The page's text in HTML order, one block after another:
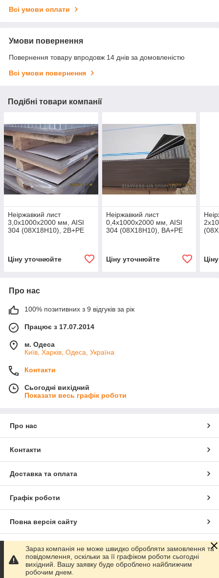
Всі умови оплати
Умови повернення
Повернення товару впродовж 14 днів за домовленістю
Всі умови повернення
Подібні товари компанії
Неіржавкий лист
3,0х1000х2000 мм, AISI
304 (08X18H10), 2В+РЕ
Ціну уточнюйте
Неіржавкий лист
0,4х1000х2000 мм, AISI
304 (08X18H10), ВА+РЕ
Ціну уточнюйте
Про нас
100% позитивних з 9 відгуків за рік
Працює з 17.07.2014
м. Одеса
Київ, Харків, Одеса, Україна
Контакти
Сьогодні вихідний
Показати весь графік роботи
Про нас
Контакти
Доставка та оплата
Графік роботи
Повна версія сайту
Сайт створено на маркетплейсіProm.ua
Політика конфіденційності
Зараз компанія не може швидко обробляти замовлення та
повідомлення, оскільки за її графіком роботи сьогодні
вихідний. Вашу заявку буде оброблено найближчим
робочим днем.